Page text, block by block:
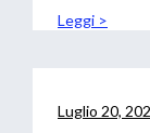
Leggi >
Luglio 20,